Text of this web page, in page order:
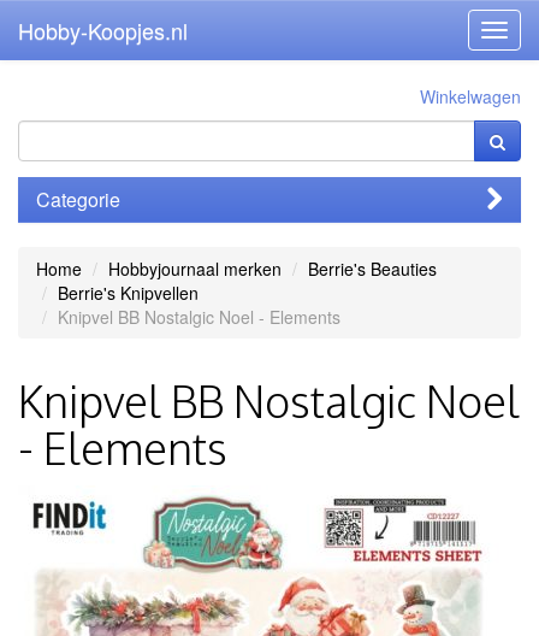
Hobby-Koopjes.nl
Winkelwagen
Categorie
Home Hobbyjournaal merken
Berrie's Beauties
Berrie's Knipvellen
Knipvel BB Nostalgic Noel - Elements
Knipvel BB Nostalgic Noel
- Elements